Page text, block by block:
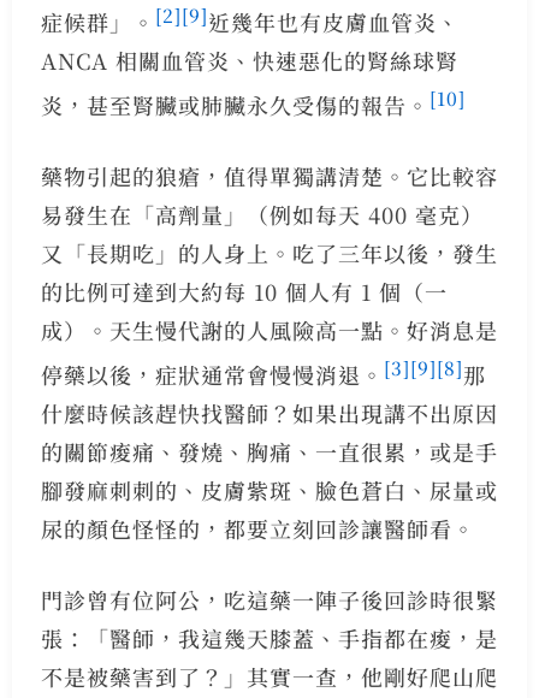
症候群」。 [2][9]近幾年也有皮膚血管炎、
ANCA 相關血管炎、快速惡化的腎絲球腎
炎，甚至腎臟或肺臟永久受傷的報告。 [10]
藥物引起的狼瘡，值得單獨講清楚。它比較容
易發生在「高劑量」（例如每天 400 毫克）
又「長期吃」的人身上。吃了三年以後，發生
的比例可達到大約每 10 個人有 1 個（一
成）。天生慢代謝的人風險高一點。好消息是
停藥以後，症狀通常會慢慢消退。 [3][9][8]那
什麼時候該趕快找醫師？如果出現講不出原因
的關節痠痛、發燒、胸痛、一直很累，或是手
腳發麻刺刺的、皮膚紫斑、臉色蒼白、尿量或
尿的顏色怪怪的，都要立刻回診讓醫師看。
門診曾有位阿公，吃這藥一陣子後回診時很緊
張：「醫師，我這幾天膝蓋、手指都在痠，是
不是被藥害到了？」其實一查，他剛好爬山爬